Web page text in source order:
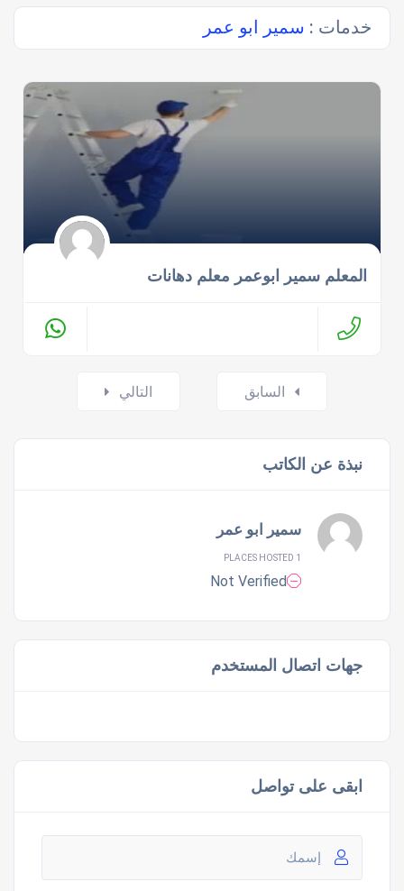
خدمات : سمير ابو عمر
المعلم سمير ابوعمر معلم دهانات
السابق التالي
نبذة عن الكاتب
سمير ابو عمر
1 PLACES HOSTED
Not Verified
جهات اتصال المستخدم
ابقى على تواصل